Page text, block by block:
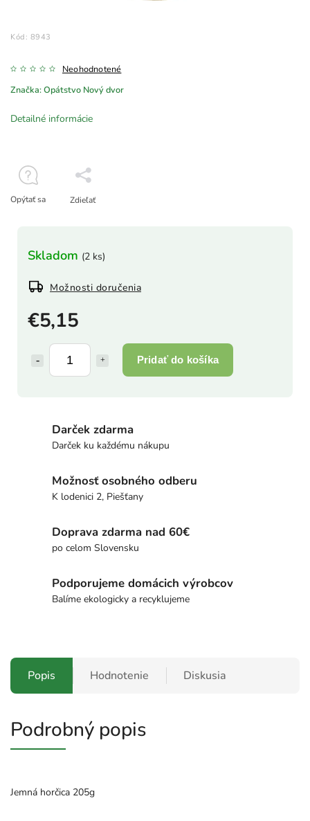
Kód: 8943
Neohodnotené
Značka:Opátstvo Nový dvor
€5,15
Pridať do košíka
Skladom (2 ks)
Možnosti doručenia
Detailné informácie
Opýtať sa Zdieľať
Darček zdarma
Darček ku každému nákupu
Možnosť osobného odberu
K lodenici 2, Piešťany
Doprava zdarma nad 60€
po celom Slovensku
Podporujeme domácich výrobcov
Balíme ekologicky a recyklujeme
Popis Hodnotenie Diskusia
Podrobný popis
Jemná horčica 205g